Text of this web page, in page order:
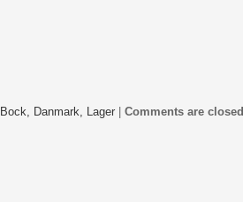
Bock, Danmark, Lager| Comments are closed